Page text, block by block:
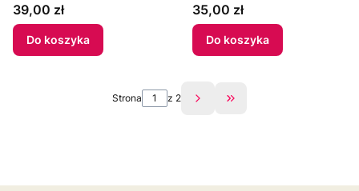
Cena
39,00 zł
Do koszyka
Cena
35,00 zł
Do koszyka
Strona z 2 Przejdź do ostatniej